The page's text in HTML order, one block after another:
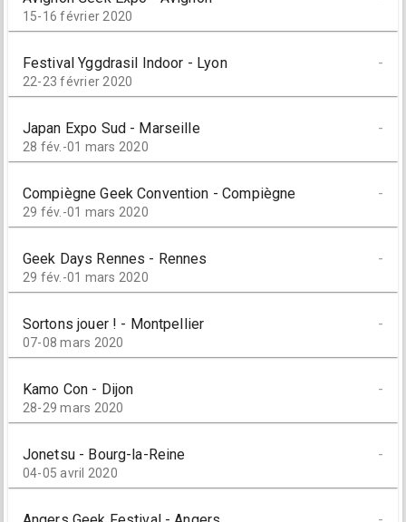
15-16 février 2020
Festival Yggdrasil Indoor - Lyon
22-23 février 2020
-
Japan Expo Sud - Marseille
28 fév.-01 mars 2020
-
Compiègne Geek Convention - Compiègne
29 fév.-01 mars 2020
-
Geek Days Rennes - Rennes
29 fév.-01 mars 2020
-
Sortons jouer ! - Montpellier
07-08 mars 2020
-
Kamo Con - Dijon
28-29 mars 2020
-
Jonetsu - Bourg-la-Reine
04-05 avril 2020
-